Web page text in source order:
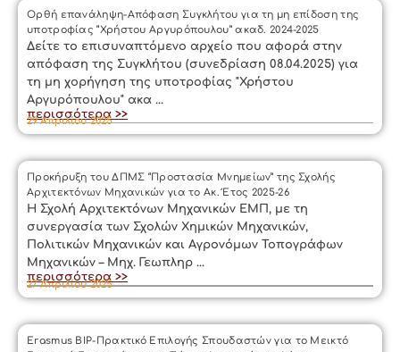
Ορθή επανάληψη-Απόφαση Συγκλήτου για τη μη επίδοση της
υποτροφίας “Χρήστου Αργυρόπουλου” ακαδ. 2024-2025
Δείτε το επισυναπτόμενο αρχείο που αφορά στην
απόφαση της Συγκλήτου (συνεδρίαση 08.04.2025) για
τη μη χορήγηση της υποτροφίας "Χρήστου
Αργυρόπουλου" ακα ...
περισσότερα >>
29 Απριλίου 2025
Προκήρυξη του ΔΠΜΣ “Προστασία Μνημείων” της Σχολής
Αρχιτεκτόνων Μηχανικών για το Ακ. Έτος 2025-26
Η Σχολή Αρχιτεκτόνων Μηχανικών ΕΜΠ, με τη
συνεργασία των Σχολών Χημικών Μηχανικών,
Πολιτικών Μηχανικών και Αγρονόμων Τοπογράφων
Μηχανικών – Μηχ. Γεωπληρ ...
περισσότερα >>
27 Απριλίου 2025
Erasmus BIP-Πρακτικό Επιλογής Σπουδαστών για το Μεικτό